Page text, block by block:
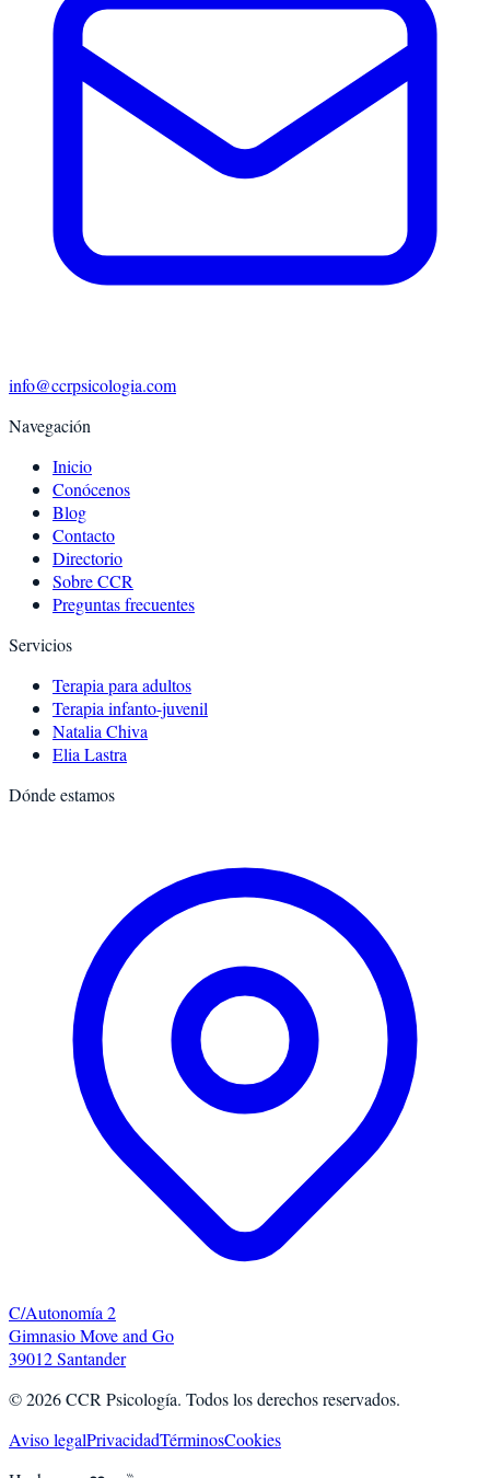
info@ccrpsicologia.com
Navegación
Inicio
Conócenos
Blog
Contacto
Directorio
Sobre CCR
Preguntas frecuentes
Servicios
Terapia para adultos
Terapia infanto-juvenil
Natalia Chiva
Elia Lastra
Dónde estamos
C/Autonomía 2
Gimnasio Move and Go
39012 Santander
©2026CCR Psicología. Todos los derechos reservados.
Aviso legalPrivacidadTérminosCookies